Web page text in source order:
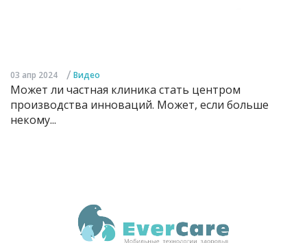
03 апр 2024 / Видео
Может ли частная клиника стать центром
производства инноваций. Может, если больше
некому...